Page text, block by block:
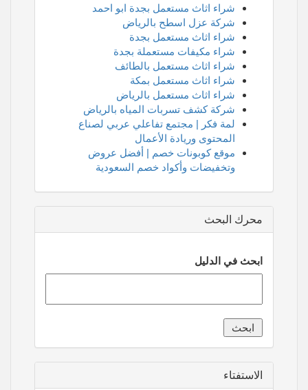
شراء اثاث مستعمل بجدة ابو احمد
شركة عزل اسطح بالرياض
شراء اثاث مستعمل بجدة
شراء مكيفات مستعملة بجدة
شراء اثاث مستعمل بالطائف
شراء اثاث مستعمل بمكة
شراء اثاث مستعمل بالرياض
شركة كشف تسربات المياه بالرياض
لمة فكر | مجتمع تفاعلي عربي لصناع
المحتوى وريادة الأعمال
موقع كوبونات خصم | أفضل عروض
وتخفيضات وأكواد خصم السعودية
محرك البحث
ابحث في الدليل
الاستفتاء